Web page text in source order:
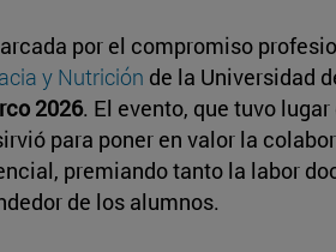
por el compromiso
y Nutrición de la Universidad
2026. El evento, que tuvo
para poner en valor la
premiando tanto la labor
de los alumnos.